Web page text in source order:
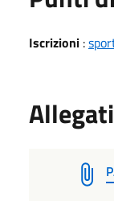
Iscrizioni :
Allegati